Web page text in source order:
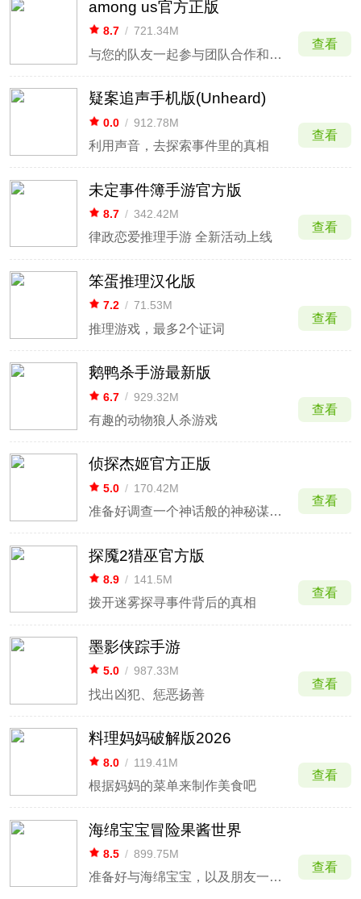
among us官方正版
8.7 / 721.34M
与您的队友一起参与团队合作和背叛的多人游戏
查看
疑案追声手机版(Unheard)
0.0 / 912.78M
利用声音，去探索事件里的真相
查看
未定事件簿手游官方版
8.7 / 342.42M
律政恋爱推理手游 全新活动上线
查看
笨蛋推理汉化版
7.2 / 71.53M
推理游戏，最多2个证词
查看
鹅鸭杀手游最新版
6.7 / 929.32M
有趣的动物狼人杀游戏
查看
侦探杰姬官方正版
5.0 / 170.42M
准备好调查一个神话般的神秘谋杀案吧！
查看
探魇2猎巫官方版
8.9 / 141.5M
拨开迷雾探寻事件背后的真相
查看
墨影侠踪手游
5.0 / 987.33M
找出凶犯、惩恶扬善
查看
料理妈妈破解版2026
8.0 / 119.41M
根据妈妈的菜单来制作美食吧
查看
海绵宝宝冒险果酱世界
8.5 / 899.75M
准备好与海绵宝宝，以及朋友一起踏上惊险的冒险吧
查看